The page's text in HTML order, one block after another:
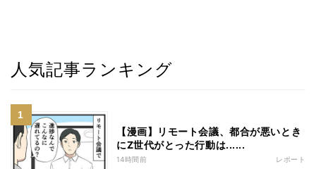
人気記事ランキング
【漫画】リモート会議、都合が悪いとき
にZ世代がとった行動は......
14時間前 レポート